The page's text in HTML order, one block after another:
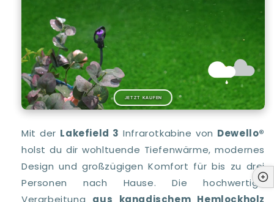
JETZT KAUFEN
Mit der Lakefield 3 Infrarotkabine von Dewello®
holst du dir wohltuende Tiefenwärme, modernes
Design und großzügigen Komfort für bis zu drei
Personen nach Hause. Die hochwertige